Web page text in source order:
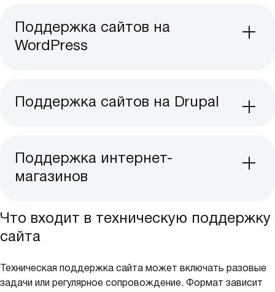
Поддержка сайтов на
WordPress
Поддержка сайтов на Drupal
Поддержка интернет-
магазинов
Что входит в техническую поддержку
сайта
Техническая поддержка сайта может включать разовые
задачи или регулярное сопровождение. Формат зависит